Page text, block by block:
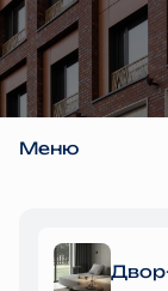
Меню